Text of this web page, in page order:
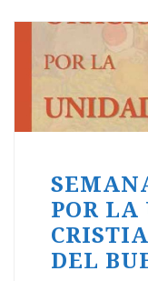
POR LA
DEL